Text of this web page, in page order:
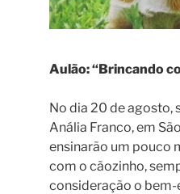
Aulão: “Brincando
No dia 20 de agosto,
Anália Franco, em
ensinarão um pouco
com o cãozinho,
consideração o bem-